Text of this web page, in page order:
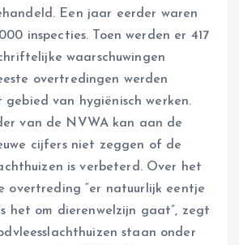
Een jaar eerder waren
inspecties. Toen werden er 417
waarschuwingen
overtredingen werden
van hygiënisch werken.
van de NVWA kan aan de
cijfers niet zeggen of de
is verbeterd. Over het
overtreding “er natuurlijk eentje
het om dierenwelzijn gaat”, zegt
staan onder